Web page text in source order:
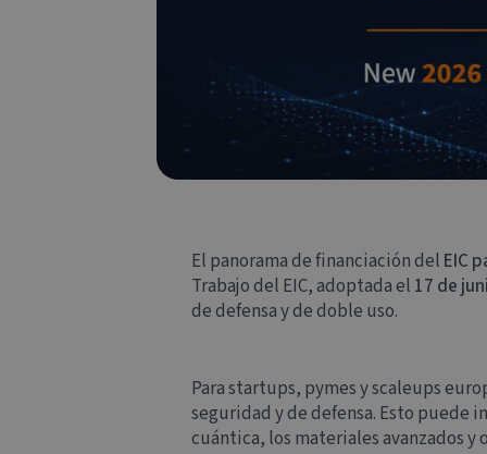
El panorama de financiación del EIC
Trabajo del EIC, adoptada el 17 de
de defensa y de doble uso.
Para startups, pymes y scaleups
seguridad y de defensa. Esto
cuántica, los materiales avanzados